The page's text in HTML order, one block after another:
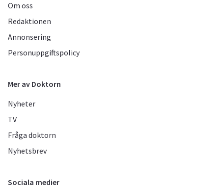
Om oss
Redaktionen
Annonsering
Personuppgiftspolicy
Mer av Doktorn
Nyheter
TV
Fråga doktorn
Nyhetsbrev
Sociala medier